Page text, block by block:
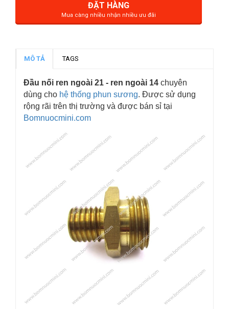
ĐẶT HÀNG
Mua càng nhiều nhận nhiều ưu đãi
MÔ TẢ TAGS
Đầu nối ren ngoài 21 - ren ngoài 14 chuyên
dùng cho hệ thống phun sương. Được sử dụng
rộng rãi trên thị trường và được bán sỉ tại
Bomnuocmini.com